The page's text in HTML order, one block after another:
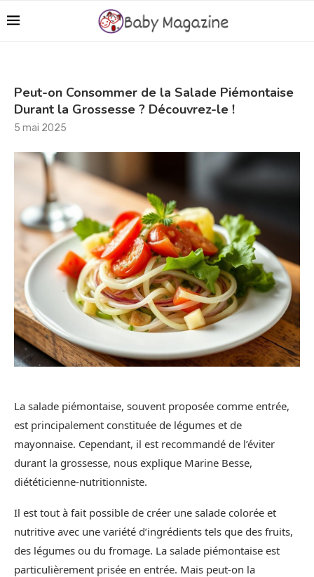
Peut-on Consommer de la Salade Piémontaise
Durant la Grossesse ? Découvrez-le !
5 mai 2025
La salade piémontaise, souvent proposée comme entrée,
est principalement constituée de légumes et de
mayonnaise. Cependant, il est recommandé de l’éviter
durant la grossesse, nous explique Marine Besse,
diététicienne-nutritionniste.
Il est tout à fait possible de créer une salade colorée et
nutritive avec une variété d’ingrédients tels que des fruits,
des légumes ou du fromage. La salade piémontaise est
particulièrement prisée en entrée. Mais peut-on la